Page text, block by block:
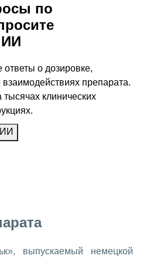
по
ИИ
о дозировке,
препарата.
клинических
выпускаемый немецкой